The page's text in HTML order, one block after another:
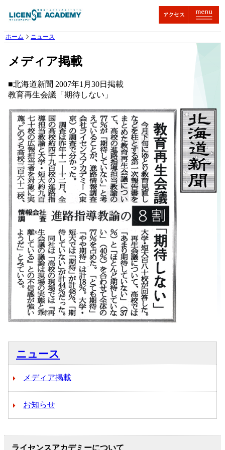
ホーム ニュース
メディア掲載
■北海道新聞 2007年1月30日掲載
教育再生会議「期待しない」
ニュース
メディア掲載
お知らせ
ライセンスアカデミーについて